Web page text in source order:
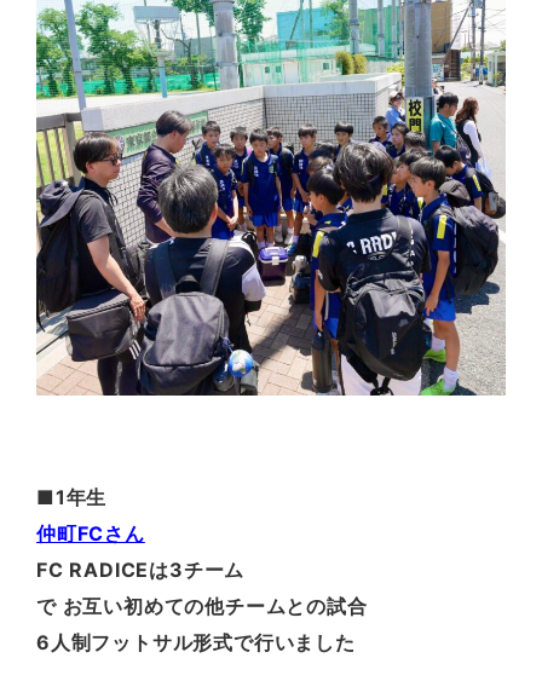
■1年生
仲町FCさん
FC RADICEは3チーム
で お互い初めての他チームとの試合
6人制フットサル形式で行いました